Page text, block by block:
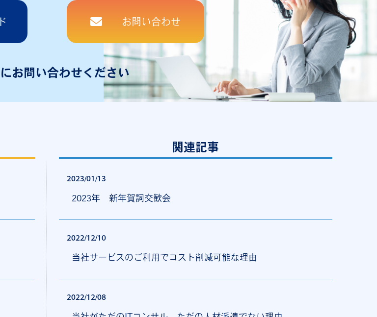
お問い合わせ
お問い合わせください
関連記事
2023/01/13
2023年 新年賀詞交歓会
2022/12/10
当社サービスのご利用でコスト削減可能な理由
2022/12/08